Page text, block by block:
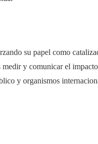
su papel como
medir y comunicar el
y organismos